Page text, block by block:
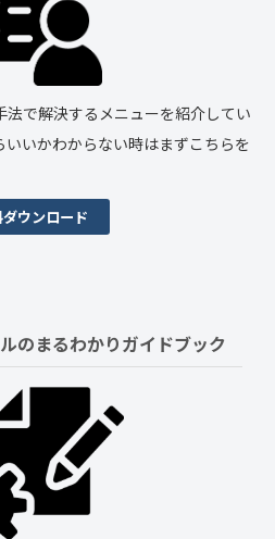
で解決するメニューを紹介してい
いかわからない時はまずこちらを
ウンロード
のまるわかりガイドブック